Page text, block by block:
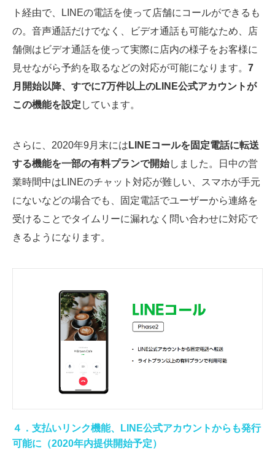
ト経由で、LINEの電話を使って店舗にコールができるも
の。音声通話だけでなく、ビデオ通話も可能なため、店
舗側はビデオ通話を使って実際に店内の様子をお客様に
見せながら予約を取るなどの対応が可能になります。 7
月開始以降、すでに7万件以上のLINE公式アカウントが
この機能を設定 しています。
さらに、2020年9月末には LINEコールを固定電話に転送
する機能を一部の有料プランで開始しました。日中の営
業時間中はLINEのチャット対応が難しい、スマホが手元
にないなどの場合でも、固定電話でユーザーから連絡を
受けることでタイムリーに漏れなく問い合わせに対応で
きるようになります。
４．支払いリンク機能、LINE公式アカウントからも発行
可能に（2020年内提供開始予定）